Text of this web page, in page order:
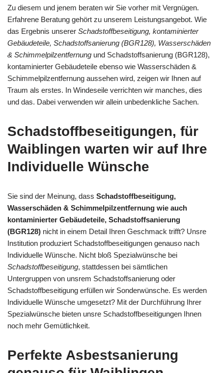
Zu diesem und jenem beraten wir Sie vorher mit Vergnügen.
Erfahrene Beratung gehört zu unserem Leistungsangebot. Wie
das Ergebnis unserer Schadstoffbeseitigung, kontaminierter
Gebäudeteile, Schadstoffsanierung (BGR128), Wasserschäden
& Schimmelpilzentfernung und Schadstoffsanierung (BGR128),
kontaminierter Gebäudeteile ebenso wie Wasserschäden &
Schimmelpilzentfernung aussehen wird, zeigen wir Ihnen auf
Traum als erstes. In Windeseile verrichten wir manches, dies
und das. Dabei verwenden wir allein unbedenkliche Sachen.
Schadstoffbeseitigungen, für
Waiblingen warten wir auf Ihre
Individuelle Wünsche
Sie sind der Meinung, dass Schadstoffbeseitigung,
Wasserschäden & Schimmelpilzentfernung wie auch
kontaminierter Gebäudeteile, Schadstoffsanierung
(BGR128) nicht in einem Detail Ihren Geschmack trifft? Unsre
Institution produziert Schadstoffbeseitigungen genauso nach
Individuelle Wünsche. Nicht bloß Spezialwünsche bei
Schadstoffbeseitigung, stattdessen bei sämtlichen
Untergruppen von unsrem Schadstoffsanierung oder
Schadstoffbeseitigung erfüllen wir Sonderwünsche. Es werden
Individuelle Wünsche umgesetzt? Mit der Durchführung Ihrer
Spezialwünsche bieten unsre Schadstoffbeseitigungen Ihnen
noch mehr Gemütlichkeit.
Perfekte Asbestsanierung